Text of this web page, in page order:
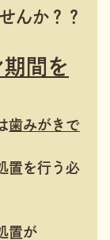
んか？？
間を
歯みがきで
置を行う必
置が